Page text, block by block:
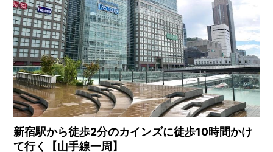
新宿駅から徒歩2分のカインズに徒歩10時間かけ
て行く【山手線一周】